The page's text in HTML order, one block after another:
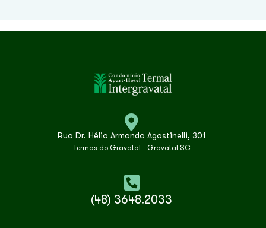
Rua Dr. Hélio Armando Agostinelli, 301
Termas do Gravatal - Gravatal SC
(48) 3648.2033